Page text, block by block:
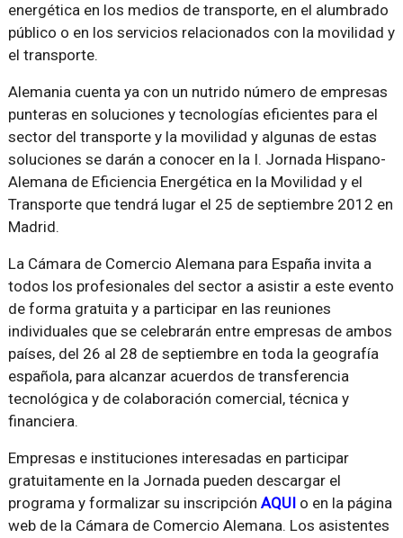
energética en los medios de transporte, en el alumbrado
público o en los servicios relacionados con la movilidad y
el transporte.
Alemania cuenta ya con un nutrido número de empresas
punteras en soluciones y tecnologías eficientes para el
sector del transporte y la movilidad y algunas de estas
soluciones se darán a conocer en la I. Jornada Hispano-
Alemana de Eficiencia Energética en la Movilidad y el
Transporte que tendrá lugar el 25 de septiembre 2012 en
Madrid.
La Cámara de Comercio Alemana para España invita a
todos los profesionales del sector a asistir a este evento
de forma gratuita y a participar en las reuniones
individuales que se celebrarán entre empresas de ambos
países, del 26 al 28 de septiembre en toda la geografía
española, para alcanzar acuerdos de transferencia
tecnológica y de colaboración comercial, técnica y
financiera.
Empresas e instituciones interesadas en participar
gratuitamente en la Jornada pueden descargar el
programa y formalizar su inscripción AQUI o en la página
web de la Cámara de Comercio Alemana. Los asistentes